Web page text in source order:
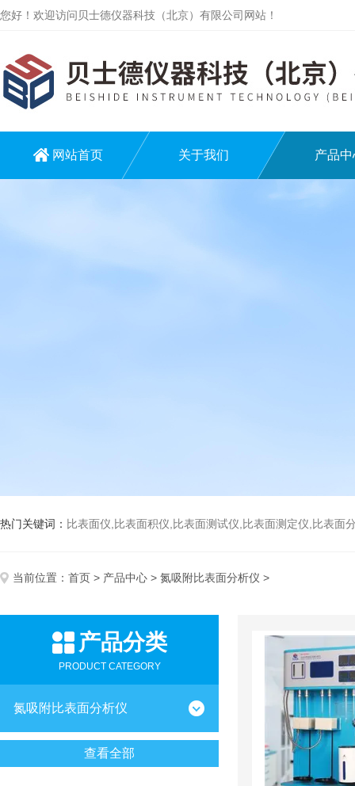
您好！欢迎访问贝士德仪器科技（北京）有限公司网站！
网站首页 关于我们 产品中
热门关键词： 比表面仪,比表面积仪,比表面测试仪,比表面测定仪,比表面分析仪,比表
当前位置： 首页 > 产品中心 > 氮吸附比表面分析仪 >
产品分类
PRODUCT CATEGORY
氮吸附比表面分析仪
查看全部